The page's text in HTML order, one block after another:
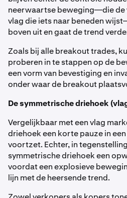
neerwaartse beweging—die de
vlag die iets naar beneden
boven uit en gaat de trend
Zoals bij alle breakout trades,
proberen in te stappen op de
een vorm van bevestiging en
onder waar de breakout
De symmetrische driehoek
Vergelijkbaar met een vlag
driehoek een korte pauze in
voortzet. Echter, in
symmetrische driehoek een
voordat een explosieve
lijn met de heersende trend.